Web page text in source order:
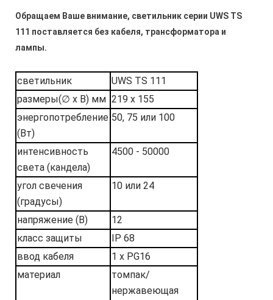
Обращаем Ваше внимание, светильник серии UWS TS
111 поставляется без кабеля, трансформатора и
лампы.
светильник
UWS TS 111
размеры(∅ x В) мм 219 x 155
энергопотребление
(Вт)
50, 75 или 100
интенсивность
света (кандела)
4500 - 50000
угол свечения
(градусы)
10 или 24
напряжение (В)
12
класс защиты
IP 68
ввод кабеля
1 х PG16
материал
томпак/
нержавеющая